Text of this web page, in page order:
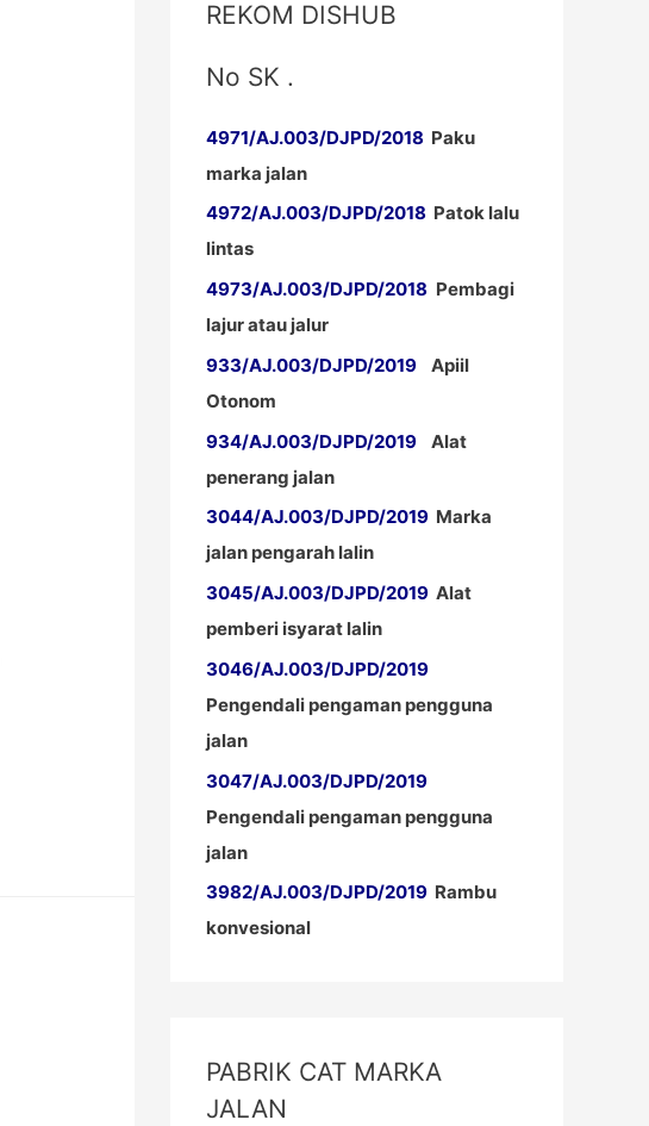
REKOM DISHUB
No SK .
4971/AJ.003/DJPD/2018 Paku
marka jalan
4972/AJ.003/DJPD/2018 Patok lalu
lintas
4973/AJ.003/DJPD/2018 Pembagi
lajur atau jalur
933/AJ.003/DJPD/2019 Apiil
Otonom
934/AJ.003/DJPD/2019 Alat
penerang jalan
3044/AJ.003/DJPD/2019 Marka
jalan pengarah lalin
3045/AJ.003/DJPD/2019 Alat
pemberi isyarat lalin
3046/AJ.003/DJPD/2019
Pengendali pengaman pengguna
jalan
3047/AJ.003/DJPD/2019
Pengendali pengaman pengguna
jalan
3982/AJ.003/DJPD/2019 Rambu
konvesional
PABRIK CAT MARKA
JALAN